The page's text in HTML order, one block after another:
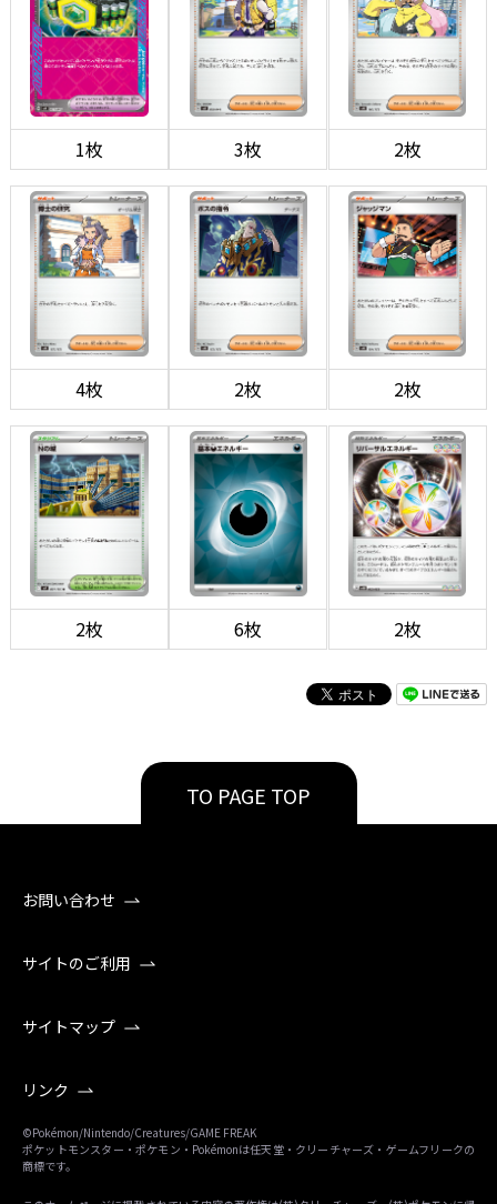
1枚 3枚 2枚
4枚 2枚 2枚
2枚 6枚 2枚
TO PAGE TOP
お問い合わせ
サイトのご利用
サイトマップ
リンク
©Pokémon/Nintendo/Creatures/GAME FREAK
ポケットモンスター・ポケモン・Pokémonは任天堂・クリーチャーズ・ゲームフリークの
商標です。